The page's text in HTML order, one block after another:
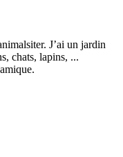
J’ai un jardin
chats, lapins, ...